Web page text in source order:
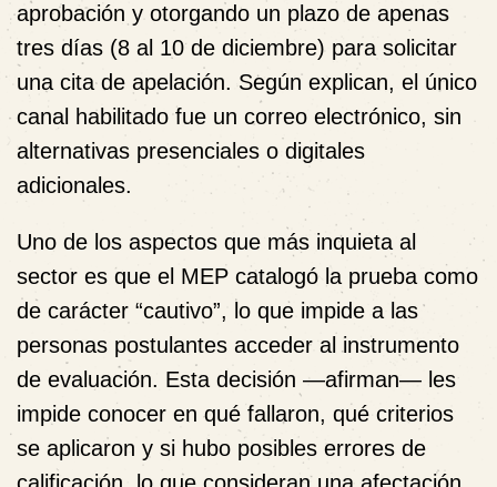
aprobación y otorgando un plazo de apenas
tres días (8 al 10 de diciembre) para solicitar
una cita de apelación. Según explican, el único
canal habilitado fue un correo electrónico, sin
alternativas presenciales o digitales
adicionales.
Uno de los aspectos que más inquieta al
sector es que el MEP catalogó la prueba como
de carácter “cautivo”, lo que impide a las
personas postulantes acceder al instrumento
de evaluación. Esta decisión —afirman— les
impide conocer en qué fallaron, qué criterios
se aplicaron y si hubo posibles errores de